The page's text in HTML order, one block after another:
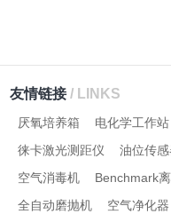
友情链接/ LINKS
厌氧培养箱 电化学工作站
徕卡激光测距仪
油位传感
空气消毒机
Benchmark
全自动磨抛机
空气净化器